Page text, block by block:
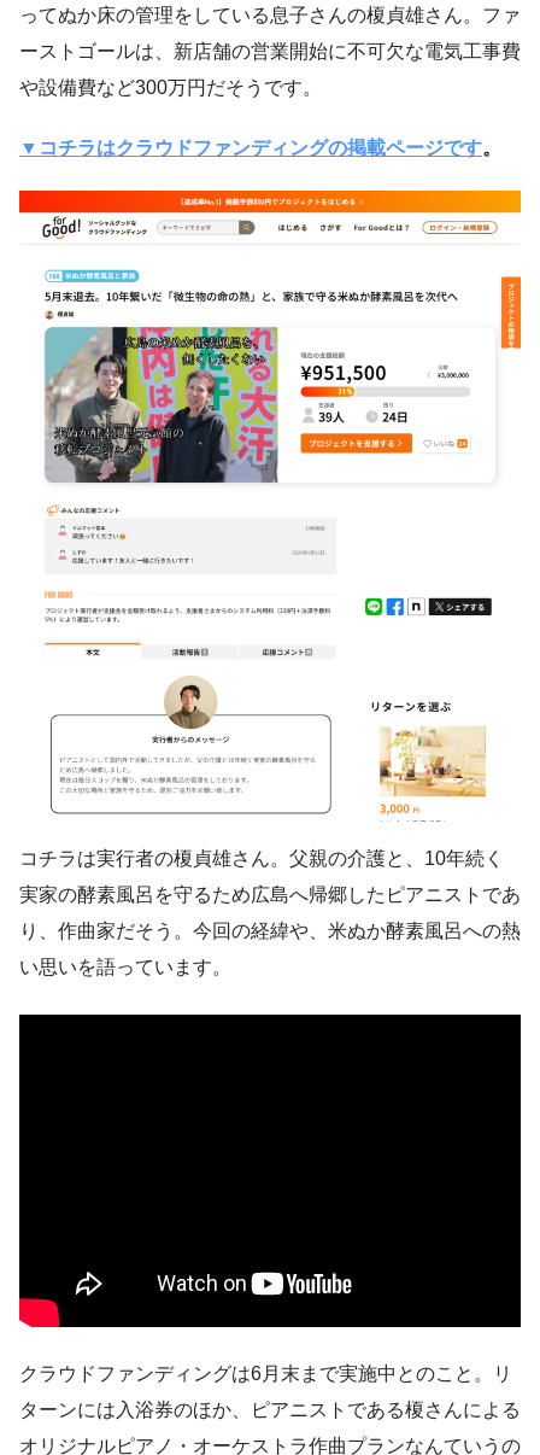
ってぬか床の管理をしている息子さんの榎貞雄さん。ファ
ーストゴールは、新店舗の営業開始に不可欠な電気工事費
や設備費など300万円だそうです。
▼コチラはクラウドファンディングの掲載ページです。
コチラは実行者の榎貞雄さん。父親の介護と、10年続く
実家の酵素風呂を守るため広島へ帰郷したピアニストであ
り、作曲家だそう。今回の経緯や、米ぬか酵素風呂への熱
い思いを語っています。
クラウドファンディングは6月末まで実施中とのこと。リ
ターンには入浴券のほか、ピアニストである榎さんによる
オリジナルピアノ・オーケストラ作曲プランなんていうの